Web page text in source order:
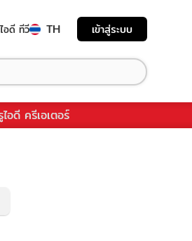
อดี ทีวี TH เข้าสู่ระบบ
ไอดี ครีเอเตอร์